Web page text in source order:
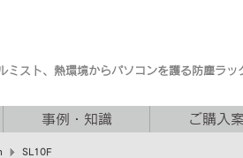
ミスト、熱環境からパソコンを護る防塵ラッ
事例・知識 ご購入
SL10F